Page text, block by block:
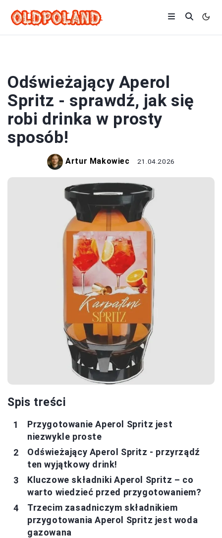
Odświeżający Aperol
Spritz - sprawdź, jak się
robi drinka w prosty
sposób!
Artur Makowiec 21.04.2026
Spis treści
Przygotowanie Aperol Spritz jest
niezwykle proste
Odświeżający Aperol Spritz - przyrządź
ten wyjątkowy drink!
Kluczowe składniki Aperol Spritz – co
warto wiedzieć przed przygotowaniem?
Trzecim zasadniczym składnikiem
przygotowania Aperol Spritz jest woda
gazowana